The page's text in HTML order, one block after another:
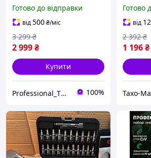
58 шт.,1/4", набір ключів
для авто і дому (14113)
PPO26
Готово до відправки
від500₴/міс
2 999₴
3 299 ₴
Купити
Professional_TOOLS 100%
Готово
від
1 196₴
2 392 ₴
Тахо-